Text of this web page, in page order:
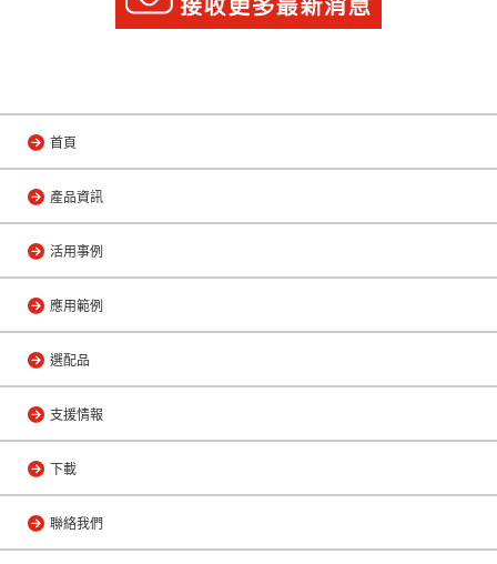
首頁
產品資訊
活用事例
應用範例
選配品
支援情報
下載
聯絡我們